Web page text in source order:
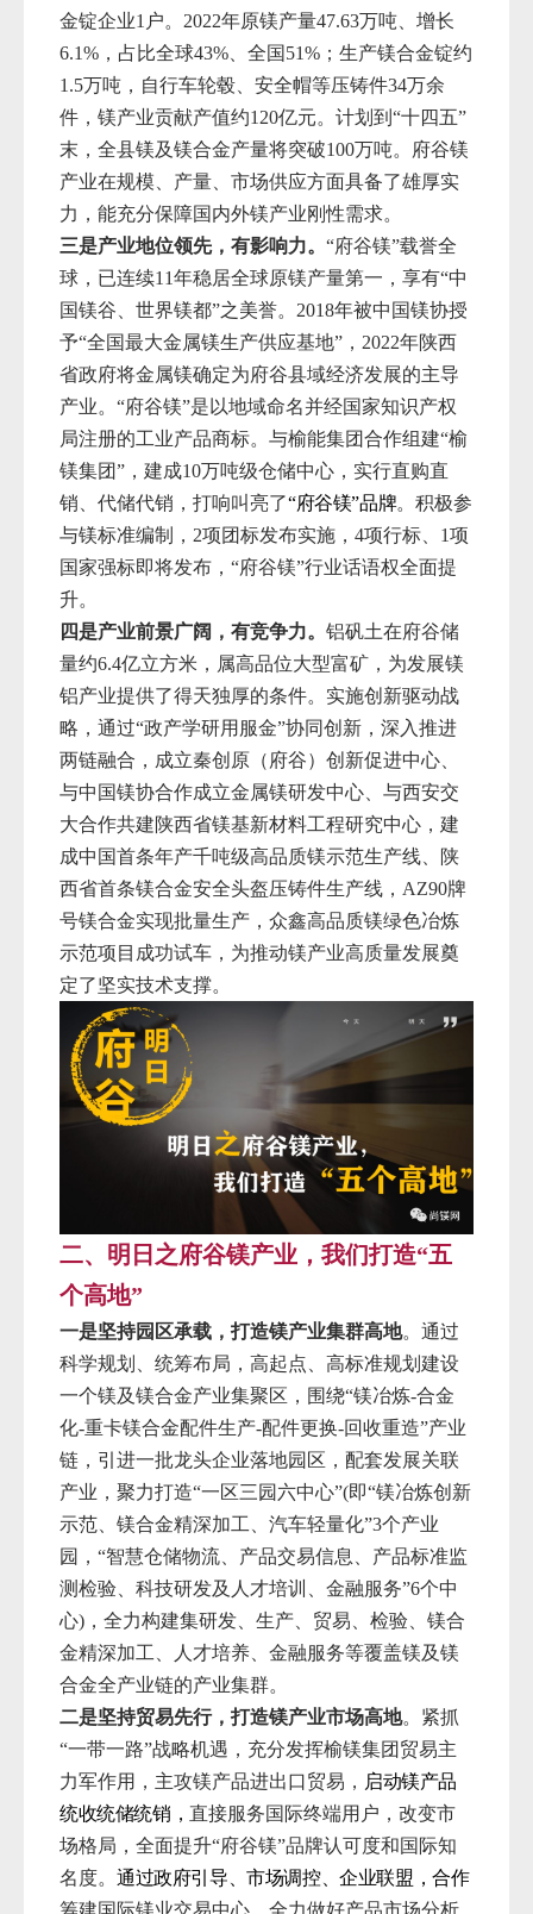
金锭企业1户。 2022年原镁产量47.63万吨 、增长
6.1%，占比全球43% 、全国51%；生产镁合金锭约
1.5万吨，自行车轮毂、安全帽等压铸件34万余
件， 镁产业贡献产值约120亿元。计划到“十四五”
末，全县镁及镁合金产量将突破100万吨。府谷镁
产业在规模、产量、市场供应方面具备了雄厚实
力，能充分保障国内外镁产业刚性需求。
三是产业地位领先，有影响力。 “府谷镁”载誉全
球，已连续11年稳居全球原镁产量第一，享有“中
国镁谷、世界镁都”之美誉。2018年被中国镁协授
予“全国最大金属镁生产供应基地”，2022年陕西
省政府将金属镁确定为府谷县域经济发展的主导
产业。“府谷镁”是以地域命名并经国家知识产权
局注册的工业产品商标。与榆能集团合作组建“榆
镁集团”，建成10万吨级仓储中心，实行直购直
销、代储代销，打响叫亮了“府谷镁”品牌。积极参
与镁标准编制，2项团标发布实施，4项行标、1项
国家强标即将发布，“府谷镁”行业话语权全面提
升。
四是产业前景广阔，有竞争力。 铝矾土在府谷储
量约6.4亿立方米，属高品位大型富矿，为发展镁
铝产业提供了得天独厚的条件。实施创新驱动战
略， 通过“政产学研用服金”协同创新， 深入推进
两链融合， 成立秦创原（府谷）创新促进中心、
与中国镁协合作成立金属镁研发中心、与西安交
大合作共建陕西省镁基新材料工程研究中心，建
成中国首条年产千吨级高品质镁示范生产线、陕
西省首条镁合金安全头盔压铸件生产线，AZ90牌
号镁合金实现批量生产，众鑫高品质镁绿色冶炼
示范项目成功试车，为推动镁产业高质量发展奠
定了坚实技术支撑。
二、明日之府谷镁产业，我们打造“五
个高地”
一是坚持园区承载，打造镁产业集群高地。通过
科学规划、统筹布局，高起点、高标准规划建设
一个镁及镁合金产业集聚区，围绕“镁冶炼-合金
化-重卡镁合金配件生产-配件更换-回收重造”产业
链，引进一批龙头企业落地园区，配套发展关联
产业，聚力打造“一区三园六中心”(即“镁冶炼创新
示范、镁合金精深加工、汽车轻量化”3个产业
园，“智慧仓储物流、产品交易信息、产品标准监
测检验、科技研发及人才培训、金融服务”6个中
心)，全力构建集研发、生产、贸易、检验、镁合
金精深加工、人才培养、金融服务等覆盖镁及镁
合金全产业链的产业集群。
二是坚持贸易先行，打造镁产业市场高地。紧抓
“一带一路”战略机遇，充分发挥榆镁集团贸易主
力军作用，主攻镁产品进出口贸易， 启动镁产品
统收统储统销，直接服务国际终端用户，改变市
场格局，全面提升“府谷镁”品牌认可度和国际知
名度。 通过政府引导、市场调控、企业联盟，合作
筹建国际镁业交易中心，全力做好产品市场分析